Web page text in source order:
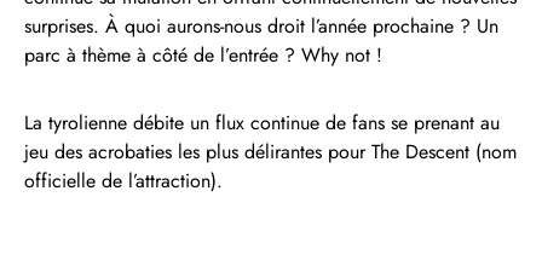
surprises. À quoi aurons-nous droit l’année prochaine ? Un
parc à thème à côté de l’entrée ? Why not !
La tyrolienne débite un flux continue de fans se prenant au
jeu des acrobaties les plus délirantes pour The Descent (nom
officielle de l’attraction).